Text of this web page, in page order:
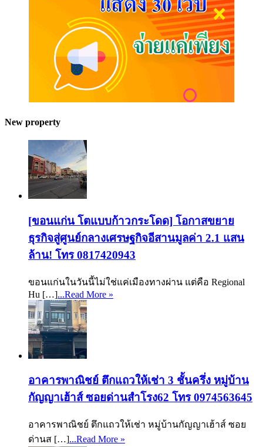
New property
[ขอนแก่น โตแบบก้าวกระโดด] โอกาสขยาย
ธุรกิจสู่ศูนย์กลางเศรษฐกิจอีสานมูลค่า 2.1 แสน
ล้าน! โทร 0817420943
ขอนแก่นในวันนี้ไม่ใช่แค่เมืองทางผ่าน แต่คือ Regional
Hu […]...Read More »
อาคารพาณิชย์ ตึกแถวให้เช่า 3 ชั้นครึ่ง หมู่บ้าน
กัญญาเฮ้าส์ ซอยด่านสำโรง62 โทร 0974563645
อาคารพาณิชย์ ตึกแถวให้เช่า หมู่บ้านกัญญาเฮ้าส์ ซอย
ด่านส […]...Read More »